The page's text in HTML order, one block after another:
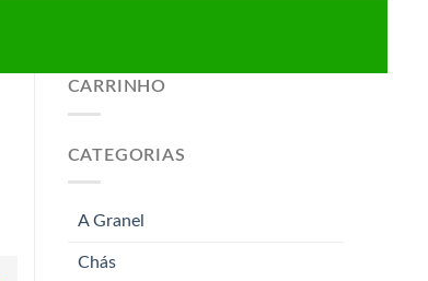
CARRINHO
CATEGORIAS
A Granel
Chás